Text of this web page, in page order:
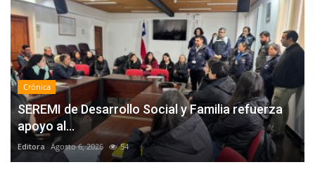
Crónica
SEREMI de Desarrollo Social y Familia refuerza
apoyo al...
Editora Agosto 6, 2026 54